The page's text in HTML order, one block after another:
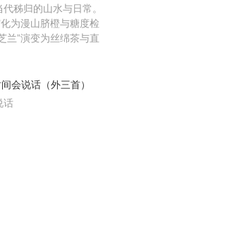
秭归的山水与日常。
为漫山脐橙与糖度检
兰”演变为丝绵茶与直
会说话（外三首）
话